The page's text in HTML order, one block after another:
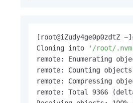
[root@iZudy4ge0p0zdtZ ~]
Cloning into
'/root/
remote: Enumerating
remote: Counting
remote: Compressing
remote: Total 9366